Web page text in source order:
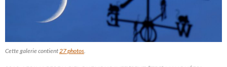
Cette galerie contient 27 photos